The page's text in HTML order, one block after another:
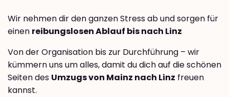
Wir nehmen dir den ganzen Stress ab und sorgen für
einen reibungslosen Ablauf bis nach Linz
Von der Organisation bis zur Durchführung – wir
kümmern uns um alles, damit du dich auf die schönen
Seiten des Umzugs von Mainz nach Linz freuen
kannst.